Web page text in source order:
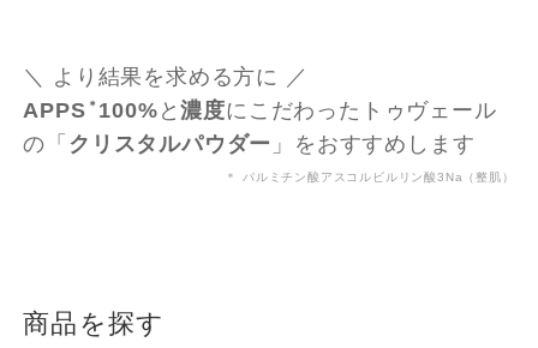
＼ より結果を求める方に ／
APPS ＊ 100% と濃度にこだわった トゥヴェール
の「 クリスタルパウダー 」を おすすめします
＊ パルミチン酸アスコルビルリン酸3Na（整肌）
商品を探す